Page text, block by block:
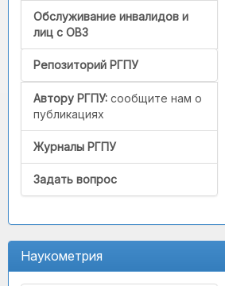
Обслуживание инвалидов и
лиц с ОВЗ
Репозиторий РГПУ
Автору РГПУ: сообщите нам о
публикациях
Журналы РГПУ
Задать вопрос
Наукометрия